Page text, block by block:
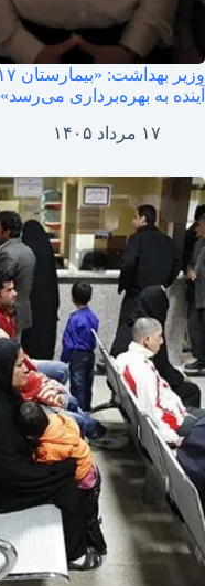
آینده به بهره‌برداری می‌رسد»
۱۷ مرداد ۱۴۰۵